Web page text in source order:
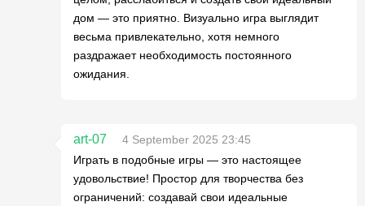
дом — это приятно. Визуально игра выглядит
весьма привлекательно, хотя немного
раздражает необходимость постоянного
ожидания.
art-07
4 September 2025 23:45
Играть в подобные игры — это настоящее
удовольствие! Простор для творчества без
ограничений: создавай свои идеальные